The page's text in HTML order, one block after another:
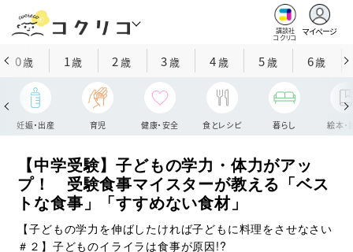
講談社
コクリコ
マイページ
0歳 1歳 2 歳 3歳 4歳 5歳 6歳
妊娠・出産 育児 健康・安全 食とレシピ 暮らし 絵本・
【中学受験】子どもの学力・体力がアッ
プ！ 受験食事マイスターが教える「ベス
トな食事」「すすめない食材」
【子どもの学力を伸ばしたければ子どもに料理をさせなさい
＃２】子どものイライラは食事が原因!?